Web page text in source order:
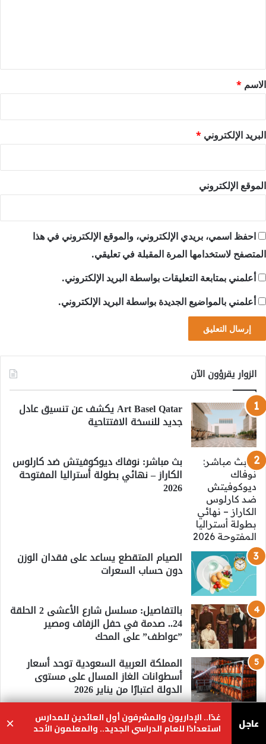
*
الاسم *
البريد الإلكتروني *
الموقع الإلكتروني
احفظ اسمي، بريدي الإلكتروني، والموقع الإلكتروني في هذا
المتصفح لاستخدامها المرة المقبلة في تعليقي.
أعلمني بمتابعة التعليقات بواسطة البريد الإلكتروني.
أعلمني بالمواضيع الجديدة بواسطة البريد الإلكتروني.
الزوار يقرؤون الآن
Art Basel Qatar يكشف عن تنسيق عادل
جديد للنسخة الافتتاحية
بث مباشر: نوفاك ديوكوفيتش ضد كارلوس
الكاراز – نهائي بطولة أستراليا المفتوحة
2026
الصيام المتقطع يساعد على فقدان الوزن
دون حساب السعرات
بالتفاصيل: مسلسل شارع الأعشى 2 الحلقة
24.. صدمة في حفل الزفاف ومصير
”عواطف” على المحك
المملكة العربية السعودية توحد أسعار
أسطوانات الغاز المسال على مستوى
الدولة اعتبارًا من يناير 2026
يلا شوت.. بث مباشر لمباراة مصر وجنوب
أفريقيا كأس أمم أفريقيا 2025 عاجل غدًا.. الإداريون والمشرفون أول العائدين للمدارس
استعدادًا للعام الدراسي الجديد.. والمعلمون الأحد ×